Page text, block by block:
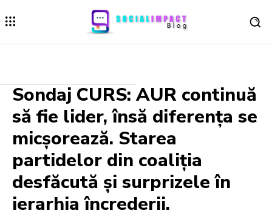
Sondaj CURS: AUR continuă
să fie lider, însă diferența se
micșorează. Starea
partidelor din coaliția
desfăcută și surprizele în
ierarhia încrederii.